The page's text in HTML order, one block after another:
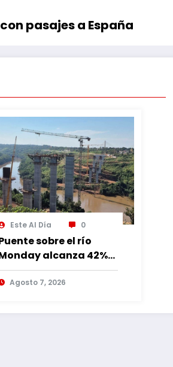
pasajes a España
Este Al Día 0
sobre el río
alcanza 42%
avance con
continuos
Agosto 7, 2026